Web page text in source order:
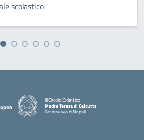
scolastico
III Circolo Didattico
Madre Teresa di Calcutta
Casalnuovo di Napoli
— Visita la pagina iniziale della scuola